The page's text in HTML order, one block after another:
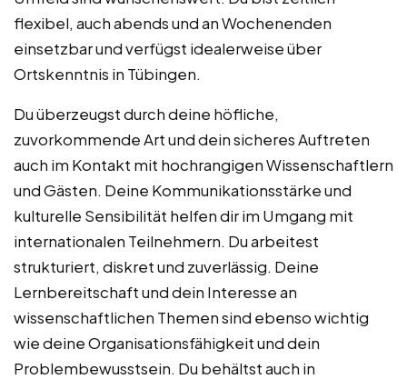
flexibel, auch abends und an Wochenenden
einsetzbar und verfügst idealerweise über
Ortskenntnis in Tübingen.
Du überzeugst durch deine höfliche,
zuvorkommende Art und dein sicheres Auftreten
auch im Kontakt mit hochrangigen Wissenschaftlern
und Gästen. Deine Kommunikationsstärke und
kulturelle Sensibilität helfen dir im Umgang mit
internationalen Teilnehmern. Du arbeitest
strukturiert, diskret und zuverlässig. Deine
Lernbereitschaft und dein Interesse an
wissenschaftlichen Themen sind ebenso wichtig
wie deine Organisationsfähigkeit und dein
Problembewusstsein. Du behältst auch in